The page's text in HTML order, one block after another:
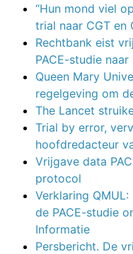
“Hun mond viel
trial naar CGT en
Rechtbank eist
PACE-studie
Queen Mary
regelgeving om
The Lancet
Trial by error,
hoofdredacteur
Vrijgave data
protocol
Verklaring
de PACE-studie
Informatie
Persbericht. De